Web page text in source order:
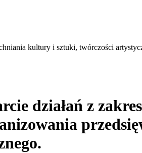
kultury i sztuki, twórczości
działań z